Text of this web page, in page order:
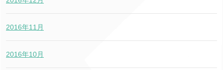
2016年11月
2016年10月